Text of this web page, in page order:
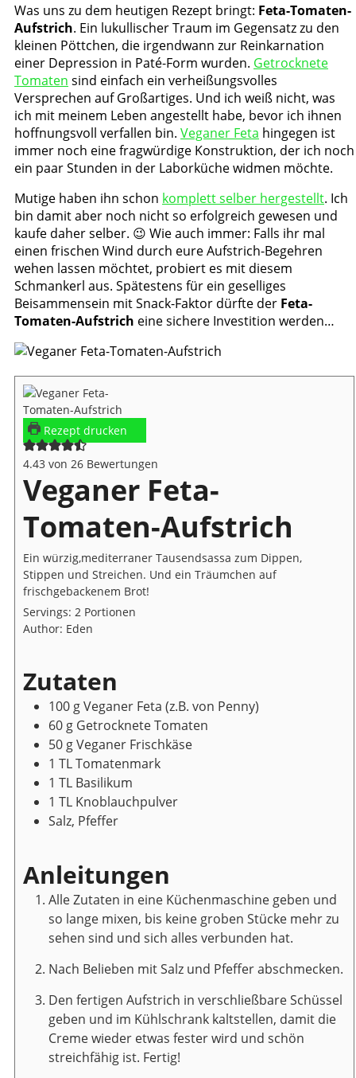
Was uns zu dem heutigen Rezept bringt: Feta-Tomaten-
Aufstrich. Ein lukullischer Traum im Gegensatz zu den
kleinen Pöttchen, die irgendwann zur Reinkarnation
einer Depression in Paté-Form wurden. Getrocknete
Tomaten sind einfach ein verheißungsvolles
Versprechen auf Großartiges. Und ich weiß nicht, was
ich mit meinem Leben angestellt habe, bevor ich ihnen
hoffnungsvoll verfallen bin. Veganer Feta hingegen ist
immer noch eine fragwürdige Konstruktion, der ich noch
ein paar Stunden in der Laborküche widmen möchte.
Mutige haben ihn schon komplett selber hergestellt. Ich
bin damit aber noch nicht so erfolgreich gewesen und
kaufe daher selber. 😉 Wie auch immer: Falls ihr mal
einen frischen Wind durch eure Aufstrich-Begehren
wehen lassen möchtet, probiert es mit diesem
Schmankerl aus. Spätestens für ein geselliges
Beisammensein mit Snack-Faktor dürfte der Feta-
Tomaten-Aufstrich eine sichere Investition werden…
Rezept drucken
4.43 von 26 Bewertungen
Veganer Feta-
Tomaten-Aufstrich
Ein würzig,mediterraner Tausendsassa zum Dippen,
Stippen und Streichen. Und ein Träumchen auf
frischgebackenem Brot!
Servings: 2 Portionen
Author: Eden
Zutaten
100 gVeganer Feta (z.B. von Penny)
60 g Getrocknete Tomaten
50 gVeganer Frischkäse
1 TLTomatenmark
1 TL Basilikum
1 TL Knoblauchpulver
Salz, Pfeffer
Anleitungen
Alle Zutaten in eine Küchenmaschine geben und
so lange mixen, bis keine groben Stücke mehr zu
sehen sind und sich alles verbunden hat.
Nach Belieben mit Salz und Pfeffer abschmecken.
Den fertigen Aufstrich in verschließbare Schüssel
geben und im Kühlschrank kaltstellen, damit die
Creme wieder etwas fester wird und schön
streichfähig ist. Fertig!